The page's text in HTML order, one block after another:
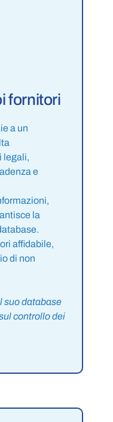
fornitori
a un
legali,
e
la
affidabile,
di non
suo database
controllo dei